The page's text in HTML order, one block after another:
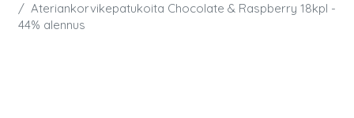
Ateriankorvikepatukoita Chocolate & Raspberry 18kpl -
44% alennus